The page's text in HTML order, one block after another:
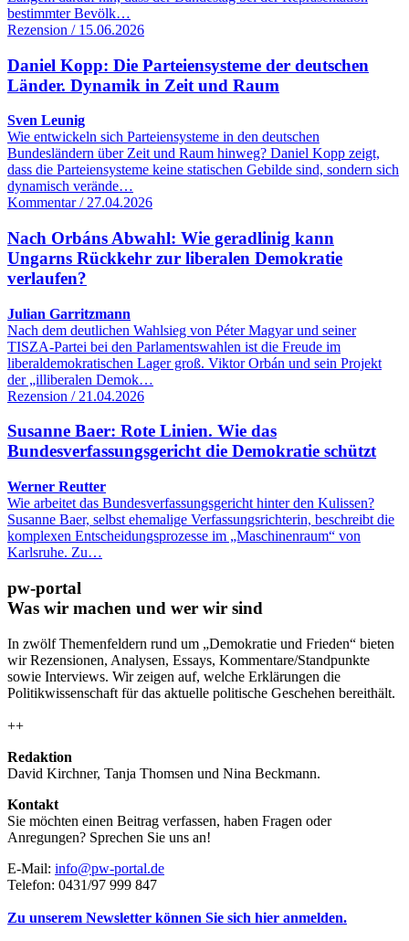
bestimmter Bevölk…
Rezension / 15.06.2026
Daniel Kopp: Die Parteiensysteme der deutschen
Länder. Dynamik in Zeit und Raum
Sven Leunig
Wie entwickeln sich Parteiensysteme in den deutschen
Bundesländern über Zeit und Raum hinweg? Daniel Kopp zeigt,
dass die Parteiensysteme keine statischen Gebilde sind, sondern sich
dynamisch verände…
Kommentar / 27.04.2026
Nach Orbáns Abwahl: Wie geradlinig kann
Ungarns Rückkehr zur liberalen Demokratie
verlaufen?
Julian Garritzmann
Nach dem deutlichen Wahlsieg von Péter Magyar und seiner
TISZA-Partei bei den Parlamentswahlen ist die Freude im
liberaldemokratischen Lager groß. Viktor Orbán und sein Projekt
der „illiberalen Demok…
Rezension / 21.04.2026
Susanne Baer: Rote Linien. Wie das
Bundesverfassungsgericht die Demokratie schützt
Werner Reutter
Wie arbeitet das Bundesverfassungsgericht hinter den Kulissen?
Susanne Baer, selbst ehemalige Verfassungsrichterin, beschreibt die
komplexen Entscheidungsprozesse im „Maschinenraum“ von
Karlsruhe. Zu…
pw-portal
Was wir machen und wer wir sind
In zwölf Themenfeldern rund um „Demokratie und Frieden“ bieten
wir Rezensionen, Analysen, Essays, Kommentare/Standpunkte
sowie Interviews. Wir zeigen auf, welche Erklärungen die
Politikwissenschaft für das aktuelle politische Geschehen bereithält.
++
Redaktion
David Kirchner, Tanja Thomsen und Nina Beckmann.
Kontakt
Sie möchten einen Beitrag verfassen, haben Fragen oder
Anregungen? Sprechen Sie uns an!
E-Mail: info@pw-portal.de
Telefon: 0431/97 999 847
Zu unserem Newsletter können Sie sich hier anmelden.